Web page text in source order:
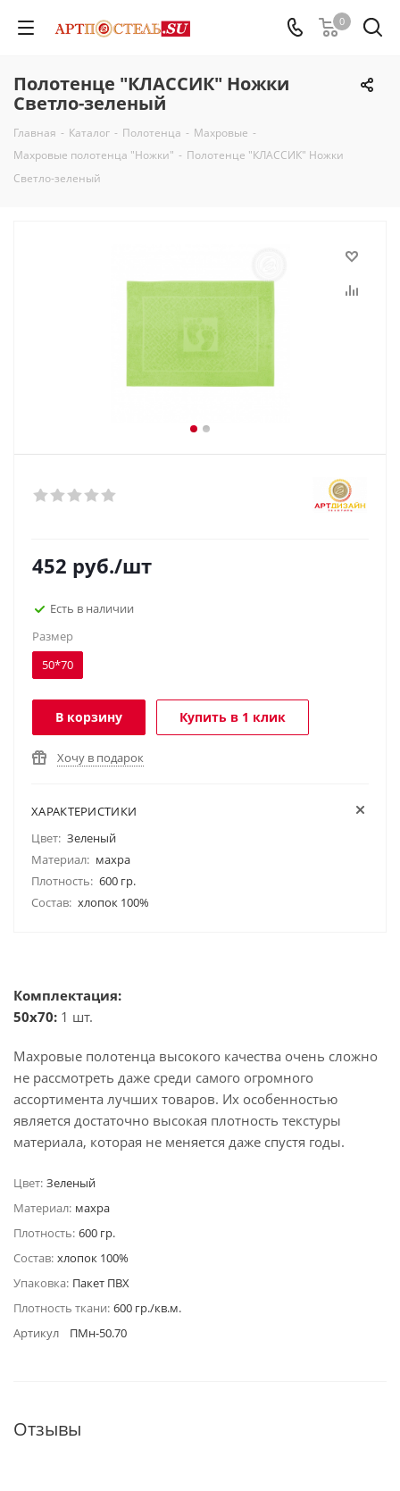
0
Полотенце "КЛАССИК" Ножки
Светло-зеленый
Главная - Каталог - Полотенца - Махровые -
Махровые полотенца "Ножки" - Полотенце "КЛАССИК" Ножки
Светло-зеленый
452 руб./шт
Есть в наличии
Размер
50*70
В корзину Купить в 1 клик
Хочу в подарок
ХАРАКТЕРИСТИКИ
Цвет: Зеленый
Материал: махра
Плотность: 600 гр.
Состав: хлопок 100%
Комплектация:
50x70: 1 шт.
Махровые полотенца высокого качества очень сложно
не рассмотреть даже среди самого огромного
ассортимента лучших товаров. Их особенностью
является достаточно высокая плотность текстуры
материала, которая не меняется даже спустя годы.
Цвет: Зеленый
Материал: махра
Плотность: 600 гр.
Состав: хлопок 100%
Упаковка: Пакет ПВХ
Плотность ткани: 600 гр./кв.м.
Артикул
ПМн-50.70
Отзывы